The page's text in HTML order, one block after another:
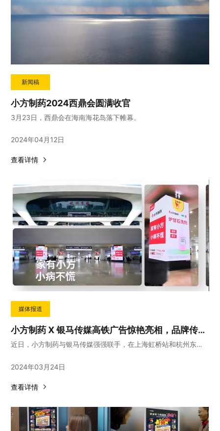
新闻稿
小方制药2024西鼎会圆满收官
3月23日，西鼎会在海南海花岛落下帷幕。
2024年04月12日
查看详情
媒体报道
小方制药 X 银马传媒高铁广告惊艳亮相，品牌传播再升级！
近日，小方制药与银马传媒强强联手，在上海虹桥站和杭州东站两大高铁枢纽站点的显眼位置投放了一系列广告
2024年03月24日
查看详情